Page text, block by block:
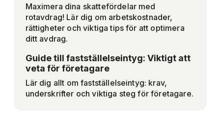
Maximera dina skattefördelar med
rotavdrag! Lär dig om arbetskostnader,
rättigheter och viktiga tips för att optimera
ditt avdrag.
Guide till fastställelseintyg: Viktigt att
veta för företagare
Lär dig allt om fastställelseintyg: krav,
underskrifter och viktiga steg för företagare.